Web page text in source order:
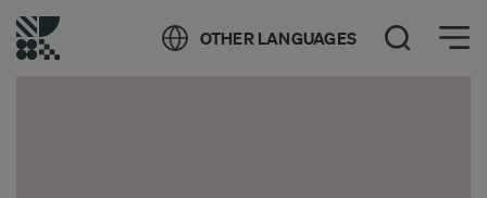
OTHER LANGUAGES Öppna sök
Öppna meny